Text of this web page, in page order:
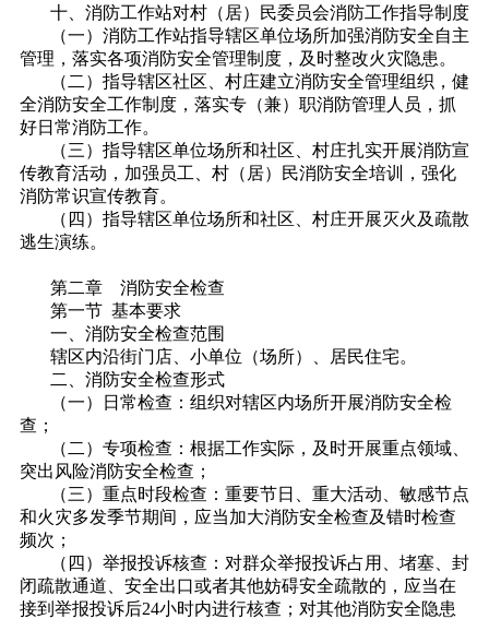
十、消防工作站对村（居）民委员会消防工作指导制度
（一）消防工作站指导辖区单位场所加强消防安全自主
管理，落实各项消防安全管理制度，及时整改火灾隐患。
（二）指导辖区社区、村庄建立消防安全管理组织，健
全消防安全工作制度，落实专（兼）职消防管理人员，抓
好日常消防工作。
（三）指导辖区单位场所和社区、村庄扎实开展消防宣
传教育活动，加强员工、村（居）民消防安全培训，强化
消防常识宣传教育。
（四）指导辖区单位场所和社区、村庄开展灭火及疏散
逃生演练。
第二章 消防安全检查
第一节 基本要求
一、消防安全检查范围
辖区内沿街门店、小单位（场所）、居民住宅。
二、消防安全检查形式
（一）日常检查：组织对辖区内场所开展消防安全检
查；
（二）专项检查：根据工作实际，及时开展重点领域、
突出风险消防安全检查；
（三）重点时段检查：重要节日、重大活动、敏感节点
和火灾多发季节期间，应当加大消防安全检查及错时检查
频次；
（四）举报投诉核查：对群众举报投诉占用、堵塞、封
闭疏散通道、安全出口或者其他妨碍安全疏散的，应当在
接到举报投诉后24小时内进行核查；对其他消防安全隐患